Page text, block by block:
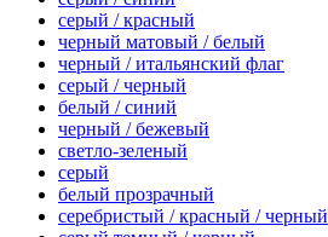
серый / красный
черный матовый / белый
черный / итальянский флаг
серый / черный
белый / синий
черный / бежевый
светло-зеленый
серый
белый прозрачный
серебристый / красный / черный